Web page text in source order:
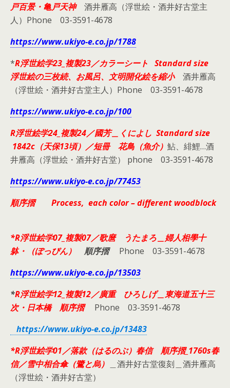
戸百景・亀戸天神酒井雁高（浮世絵・酒井好古堂主
人）Phone 03-3591-4678
https://www.ukiyo-e.co.jp/1788
*R浮世絵学23_複製23／カラーシート Standard size
浮世絵の三枚続、お風呂、文明開化絵を縮小酒井雁高
（浮世絵・酒井好古堂主人）Phone 03-3591-4678
https://www.ukiyo-e.co.jp/100
R浮世絵学24_複製24／國芳＿くによし Standard size
1842c（天保13頃）／短冊 花鳥（魚介） 鮎、緋鯉…酒
井雁高（浮世絵・酒井好古堂） phone 03-3591-4678
https://www.ukiyo-e.co.jp/77453
順序摺 Process, each color – different woodblock
*R浮世絵学07_複製07／歌麿 うたまろ＿婦人相學十
躰・（ぽっぴん）
順序摺Phone 03-3591-4678
https://www.ukiyo-e.co.jp/13503
*R浮世絵学12_複製12／廣重 ひろしげ＿東海道五十三
次・日本橋 順序摺Phone 03-3591-4678
https://www.ukiyo-e.co.jp/13483
*R浮世絵学01／落款（はるのぶ）春信 順序摺_1760s春
信／雪中相合傘（鷺と烏）
＿酒井好古堂復刻＿酒井雁高
（浮世絵・酒井好古堂）